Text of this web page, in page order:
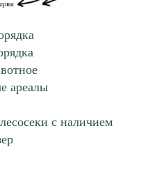
ареалы
с наличием